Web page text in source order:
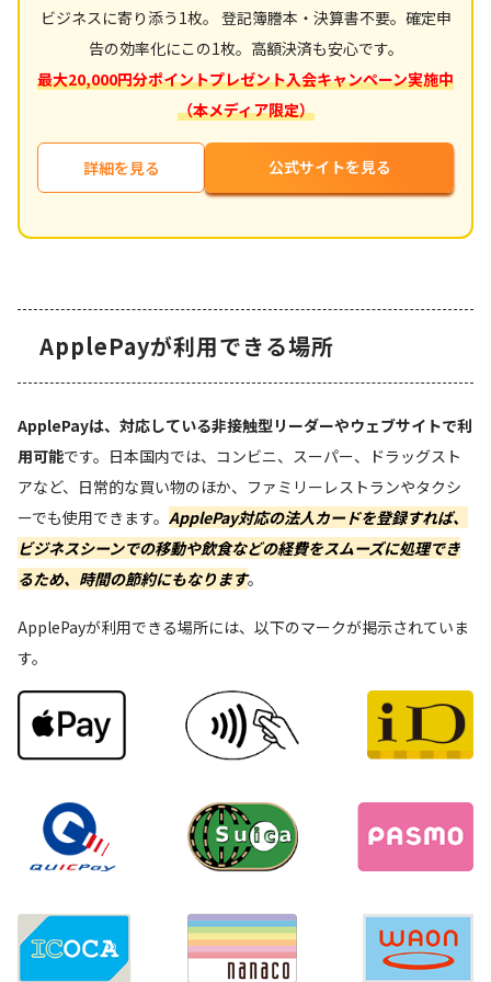
ビジネスに寄り添う1枚。 登記簿謄本・決算書不要。確定申
告の効率化にこの1枚。高額決済も安心です。
最大20,000円分ポイントプレゼント入会キャンペーン実施中
（本メディア限定）
詳細を見る 公式サイトを見る
ApplePayが利用できる場所
ApplePayは、対応している非接触型リーダーやウェブサイトで利
用可能です。日本国内では、コンビニ、スーパー、ドラッグスト
アなど、日常的な買い物のほか、ファミリーレストランやタクシ
ーでも使用できます。 ApplePay対応の法人カードを登録すれば、
ビジネスシーンでの移動や飲食などの経費をスムーズに処理でき
るため、時間の節約にもなります。
ApplePayが利用できる場所には、以下のマークが掲示されていま
す。